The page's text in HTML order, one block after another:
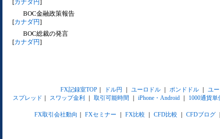
[カナダ円]
BOC金融政策報告
[カナダ円]
BOC総裁の発言
[カナダ円]
FX記録室TOP｜ ドル円 ユーロドル｜ ポンドドル｜ ユ
スプレッド
スワップ金利 取引可能時間 iPhone・Android 1000通貨単
FX取引会社動向 FXセミナー FX比較 CFD比較 CFDブログ